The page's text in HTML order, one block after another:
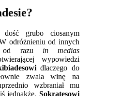
dość grubo ciosanym
odróżnieniu od innych
od razu in medias
wypowiedzi
dlaczego do
zwala winę na
wzbraniał mu
jednakże, Sokratesowi